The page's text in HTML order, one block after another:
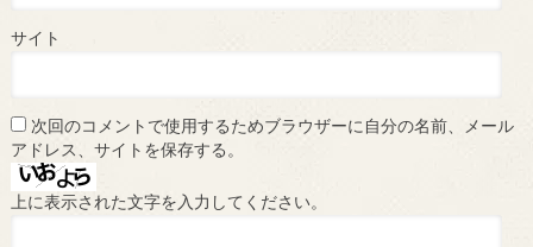
サイト
次回のコメントで使用するためブラウザーに自分の名前、メール
アドレス、サイトを保存する。
上に表示された文字を入力してください。